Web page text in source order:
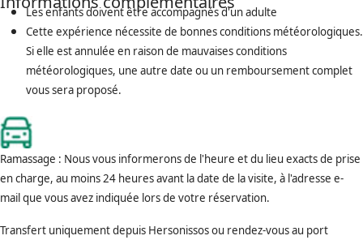
Les enfants doivent être accompagnés d'un adulte
Cette expérience nécessite de bonnes conditions météorologiques.
Si elle est annulée en raison de mauvaises conditions
météorologiques, une autre date ou un remboursement complet
vous sera proposé.
Ramassage : Nous vous informerons de l'heure et du lieu exacts de prise
en charge, au moins 24 heures avant la date de la visite, à l'adresse e-
mail que vous avez indiquée lors de votre réservation.
Transfert uniquement depuis Hersonissos ou rendez-vous au port